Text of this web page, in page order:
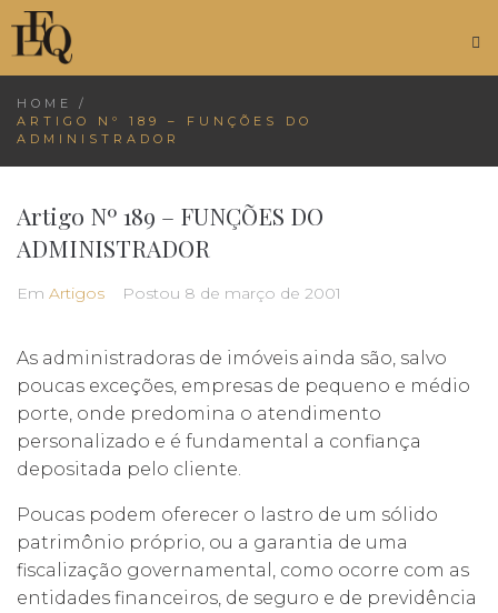
HOME
/
ARTIGO Nº 189 – FUNÇÕES DO
ADMINISTRADOR
Artigo Nº 189 – FUNÇÕES DO
ADMINISTRADOR
Em Artigos Postou 8 de março de 2001
As administradoras de imóveis ainda são, salvo
poucas exceções, empresas de pequeno e médio
porte, onde predomina o atendimento
personalizado e é fundamental a confiança
depositada pelo cliente.
Poucas podem oferecer o lastro de um sólido
patrimônio próprio, ou a garantia de uma
fiscalização governamental, como ocorre com as
entidades financeiros, de seguro e de previdência